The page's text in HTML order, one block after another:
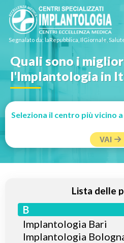
Segnalato da: laRepubblica, IlGiornale,
Quali sono i
l'Implantologia in
VAI
Lista delle
B
Implantologia Bari
Implantologia